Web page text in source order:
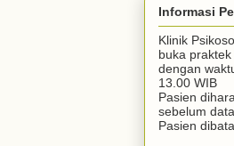
Informasi
Klinik
buka
dengan
13.00 WIB
Pasien
sebelum
Pasien